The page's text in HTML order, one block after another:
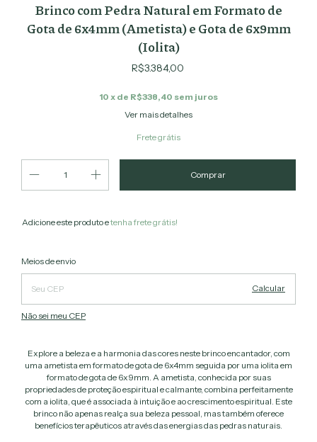
Brinco com Pedra Natural em Formato de
Gota de 6x4mm (Ametista) e Gota de 6x9mm
(Iolita)
R$3.384,00
10 x de R$338,40 sem juros
Ver mais detalhes
Frete grátis
Adicione este produto etenha frete grátis!
Entregas para o CEP:
Meios de envio
Calcular
Não sei meu CEP
Explore a beleza e a harmonia das cores neste brinco encantador, com
uma ametista em formato de gota de 6x4mm seguida por uma iolita em
formato de gota de 6x9mm. A ametista, conhecida por suas
propriedades de proteção espiritual e calmante, combina perfeitamente
com a iolita, que é associada à intuição e ao crescimento espiritual. Este
brinco não apenas realça sua beleza pessoal, mas também oferece
benefícios terapêuticos através das energias das pedras naturais.